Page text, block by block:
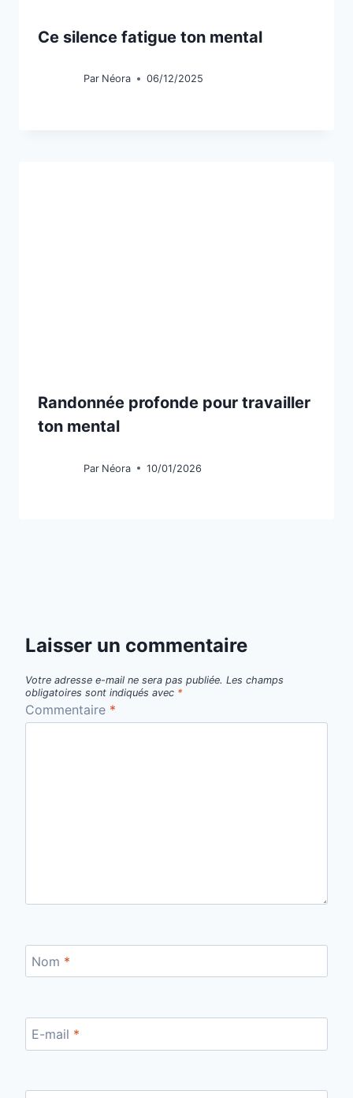
Ce silence fatigue ton mental
Par Néora 06/12/2025
Randonnée profonde pour travailler
ton mental
Par Néora 10/01/2026
Laisser un commentaire
Votre adresse e-mail ne sera pas publiée. Les champs
obligatoires sont indiqués avec *
Commentaire *
Nom *
E-mail *